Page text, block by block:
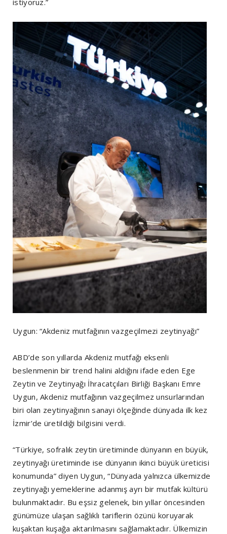
istiyoruz.”
Uygun: “Akdeniz mutfağının vazgeçilmezi zeytinyağı”
ABD’de son yıllarda Akdeniz mutfağı eksenli
beslenmenin bir trend halini aldığını ifade eden Ege
Zeytin ve Zeytinyağı İhracatçıları Birliği Başkanı Emre
Uygun, Akdeniz mutfağının vazgeçilmez unsurlarından
biri olan zeytinyağının sanayi ölçeğinde dünyada ilk kez
İzmir’de üretildiği bilgisini verdi.
“Türkiye, sofralık zeytin üretiminde dünyanın en büyük,
zeytinyağı üretiminde ise dünyanın ikinci büyük üreticisi
konumunda” diyen Uygun, “Dünyada yalnızca ülkemizde
zeytinyağı yemeklerine adanmış ayrı bir mutfak kültürü
bulunmaktadır. Bu eşsiz gelenek, bin yıllar öncesinden
günümüze ulaşan sağlıklı tariflerin özünü koruyarak
kuşaktan kuşağa aktarılmasını sağlamaktadır. Ülkemizin